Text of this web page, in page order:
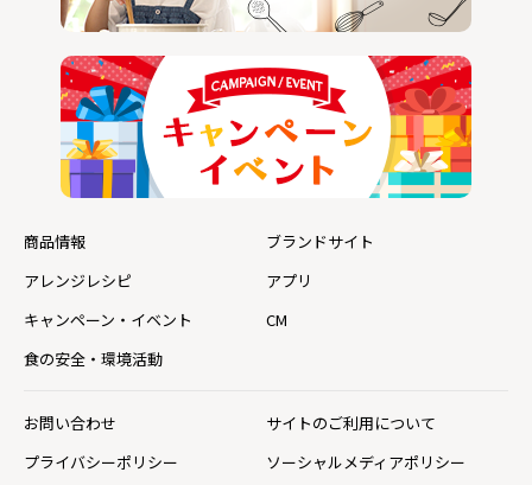
商品情報
ブランドサイト
アレンジレシピ
アプリ
キャンペーン・イベント
CM
食の安全・環境活動
お問い合わせ
サイトのご利用について
プライバシーポリシー
ソーシャルメディアポリシー